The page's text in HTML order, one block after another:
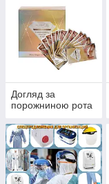
Догляд за
порожниною рота